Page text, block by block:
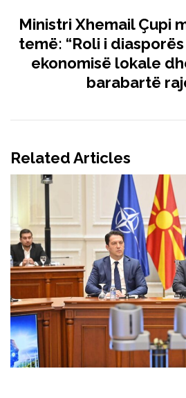
Ministri Xhemail Çupi
temë: “Roli i
ekonomisë lokale
barabartë
Related Articles